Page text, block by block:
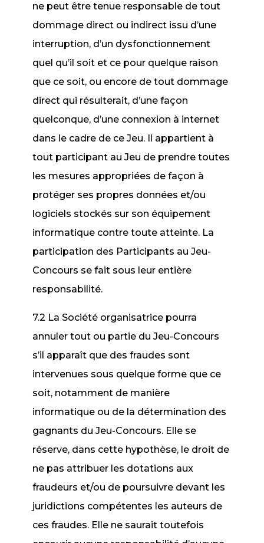
ne peut être tenue responsable de tout
dommage direct ou indirect issu d’une
interruption, d’un dysfonctionnement
quel qu’il soit et ce pour quelque raison
que ce soit, ou encore de tout dommage
direct qui résulterait, d’une façon
quelconque, d’une connexion à internet
dans le cadre de ce Jeu. Il appartient à
tout participant au Jeu de prendre toutes
les mesures appropriées de façon à
protéger ses propres données et/ou
logiciels stockés sur son équipement
informatique contre toute atteinte. La
participation des Participants au Jeu-
Concours se fait sous leur entière
responsabilité.
7.2 La Société organisatrice pourra
annuler tout ou partie du Jeu-Concours
s’il apparaît que des fraudes sont
intervenues sous quelque forme que ce
soit, notamment de manière
informatique ou de la détermination des
gagnants du Jeu-Concours. Elle se
réserve, dans cette hypothèse, le droit de
ne pas attribuer les dotations aux
fraudeurs et/ou de poursuivre devant les
juridictions compétentes les auteurs de
ces fraudes. Elle ne saurait toutefois